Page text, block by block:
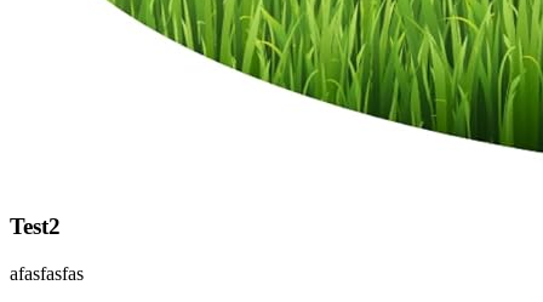
Test2
afasfasfas